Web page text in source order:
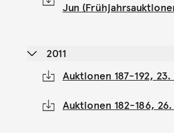
Jun
2011
Auktionen 187-192,
Auktionen 182-186,